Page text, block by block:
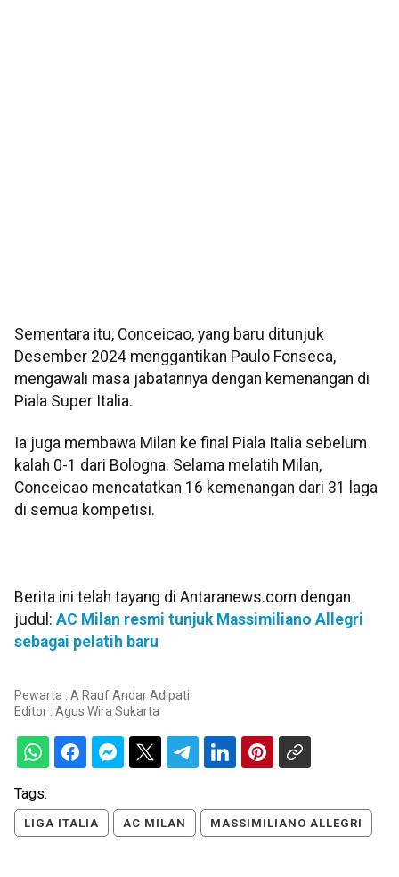
Sementara itu, Conceicao, yang baru ditunjuk
Desember 2024 menggantikan Paulo Fonseca,
mengawali masa jabatannya dengan kemenangan di
Piala Super Italia.
Ia juga membawa Milan ke final Piala Italia sebelum
kalah 0-1 dari Bologna. Selama melatih Milan,
Conceicao mencatatkan 16 kemenangan dari 31 laga
di semua kompetisi.
Berita ini telah tayang di Antaranews.com dengan
judul: AC Milan resmi tunjuk Massimiliano Allegri
sebagai pelatih baru
Pewarta : A Rauf Andar Adipati
Editor : Agus Wira Sukarta
Tags:
LIGA ITALIA AC MILAN MASSIMILIANO ALLEGRI